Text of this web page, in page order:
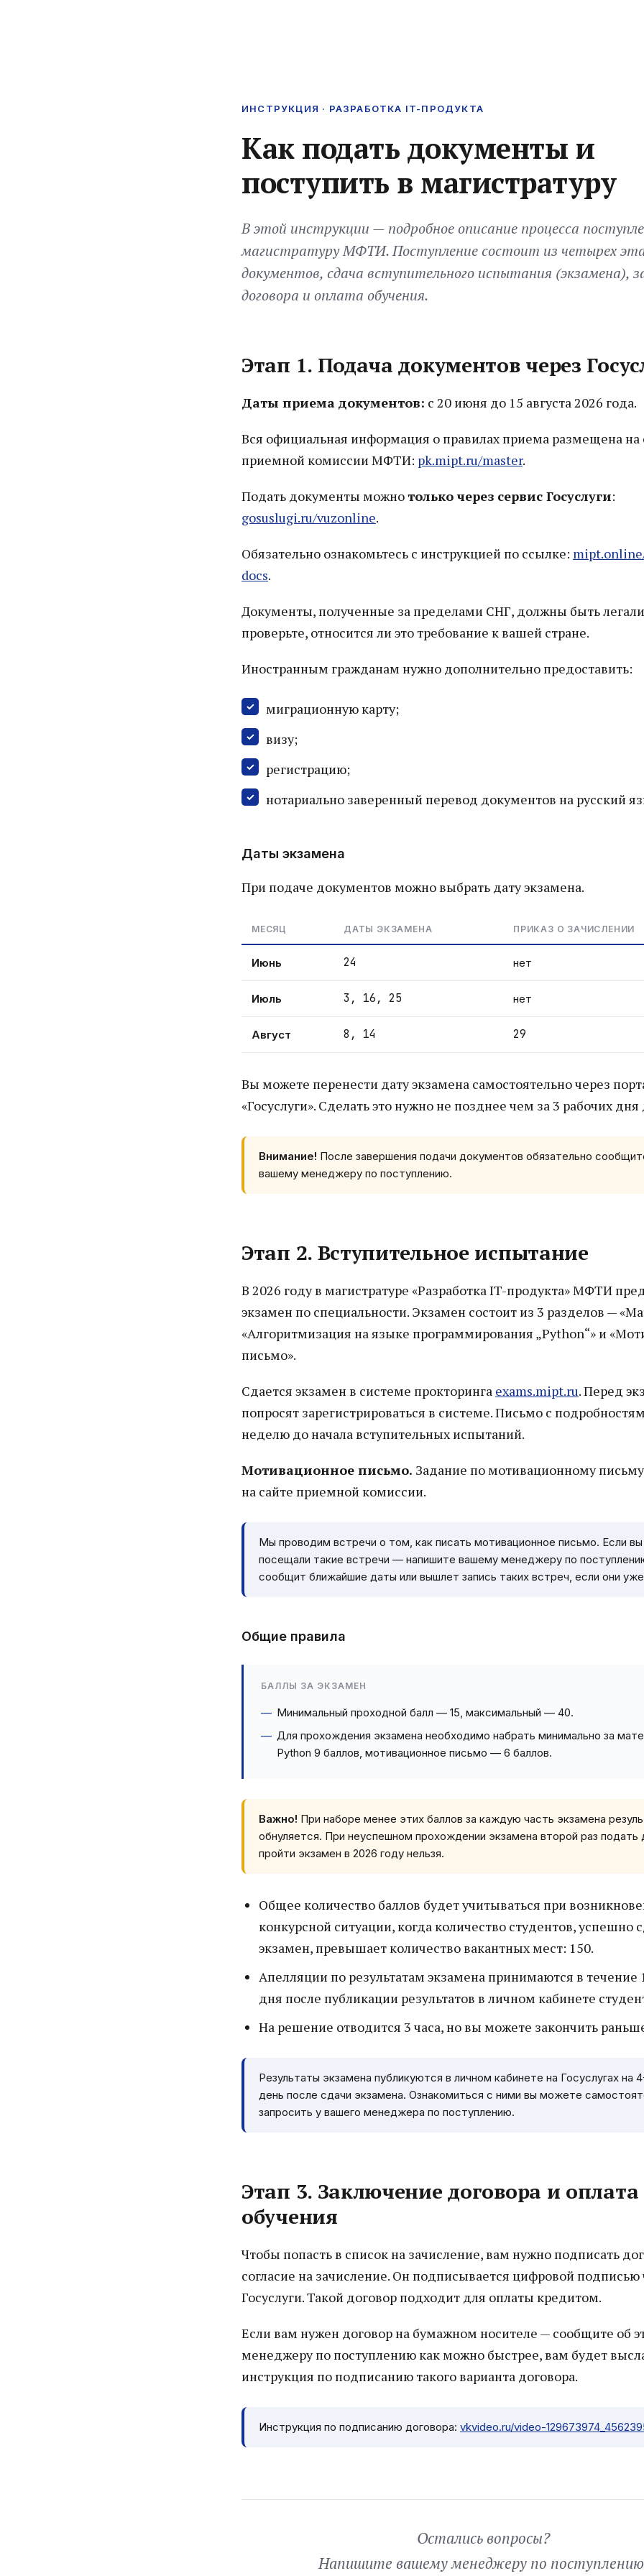
ИНСТРУКЦИЯ · РАЗРАБОТКА IT-ПРОДУКТА
Как подать документы и
поступить в магистратуру
В этой инструкции — подробное описание процесса
магистратуру МФТИ. Поступление состоит из четырех
документов, сдача вступительного испытания (экзамена),
договора и оплата обучения.
Этап 1. Подача документов через
Даты приема документов: с 20 июня до 15 августа 2026 года.
Вся официальная информация о правилах приема размещена на
приемной комиссии МФТИ: pk.mipt.ru/master.
Подать документы можнотолько через сервис Госуслуги:
gosuslugi.ru/vuzonline.
Обязательно ознакомьтесь с инструкцией по ссылке:
docs.
Документы, полученные за пределами СНГ, должны быть
проверьте, относится ли это требование к вашей стране.
Иностранным гражданам нужно дополнительно предоставить:
миграционную карту;
визу;
регистрацию;
нотариально заверенный перевод документов на русский
Даты экзамена
При подаче документов можно выбрать дату экзамена.
МЕСЯЦ ДАТЫ ЭКЗАМЕНА ПРИКАЗ О ЗАЧИСЛЕНИИ
Июнь 24 нет
Июль 3, 16, 25 нет
Август 8, 14 29
Вы можете перенести дату экзамена самостоятельно через
«Госуслуги». Сделать это нужно не позднее чем за 3 рабочих
Внимание! После завершения подачи документов обязательно
вашему менеджеру по поступлению.
Этап 2. Вступительное испытание
В 2026 году в магистратуре «Разработка IT-продукта» МФТИ
экзамен по специальности. Экзамен состоит из 3 разделов —
«Алгоритмизация на языке программирования „Python“» и
письмо».
Сдается экзамен в системе прокторинга exams.mipt.ru. Перед
попросят зарегистрироваться в системе. Письмо с
неделю до начала вступительных испытаний.
Мотивационное письмо. Задание по мотивационному
на сайте приемной комиссии.
Мы проводим встречи о том, как писать мотивационное письмо. Если
посещали такие встречи — напишите вашему менеджеру по
сообщит ближайшие даты или вышлет запись таких встреч, если они
Общие правила
БАЛЛЫ ЗА ЭКЗАМЕН
Минимальный проходной балл — 15, максимальный — 40.
Для прохождения экзамена необходимо набрать минимально за
Python 9 баллов, мотивационное письмо — 6 баллов.
Важно! При наборе менее этих баллов за каждую часть экзамена
обнуляется. При неуспешном прохождении экзамена второй раз подать
пройти экзамен в 2026 году нельзя.
Общее количество баллов будет учитываться при
конкурсной ситуации, когда количество студентов, успешно
экзамен, превышает количество вакантных мест: 150.
Апелляции по результатам экзамена принимаются в течение
дня после публикации результатов в личном кабинете
На решение отводится 3 часа, но вы можете закончить
Результаты экзамена публикуются в личном кабинете на Госуслугах на
день после сдачи экзамена. Ознакомиться с ними вы можете
запросить у вашего менеджера по поступлению.
Этап 3. Заключение договора и оплата
обучения
Чтобы попасть в список на зачисление, вам нужно подписать
согласие на зачисление. Он подписывается цифровой подписью
Госуслуги. Такой договор подходит для оплаты кредитом.
Если вам нужен договор на бумажном носителе — сообщите об
менеджеру по поступлению как можно быстрее, вам будет
инструкция по подписанию такого варианта договора.
Инструкция по подписанию договора: vkvideo.ru/video-
Остались вопросы?
Напишите вашему менеджеру по